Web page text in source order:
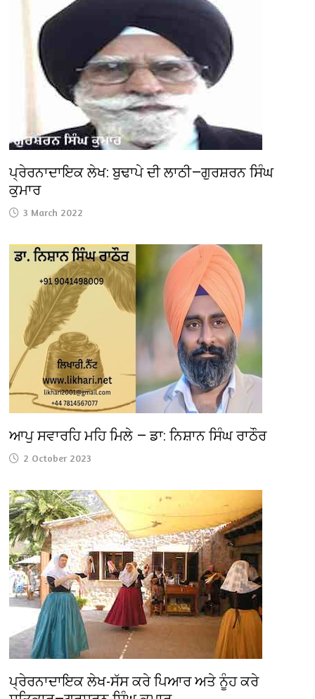
ਪ੍ਰੇਰਨਾਦਾਇਕ ਲੇਖ: ਬੁਢਾਪੇ ਦੀ ਲਾਠੀ—ਗੁਰਸ਼ਰਨ ਸਿੰਘ
ਕੁਮਾਰ
3 March 2022
ਆਪੁ ਸਵਾਰਹਿ ਮਹਿ ਮਿਲੇ — ਡਾ: ਨਿਸ਼ਾਨ ਸਿੰਘ ਰਾਠੌਰ
2 October 2023
ਪ੍ਰੇਰਨਾਦਾਇਕ ਲੇਖ-ਸੱਸ ਕਰੇ ਪਿਆਰ ਅਤੇ ਨੂੰਹ ਕਰੇ